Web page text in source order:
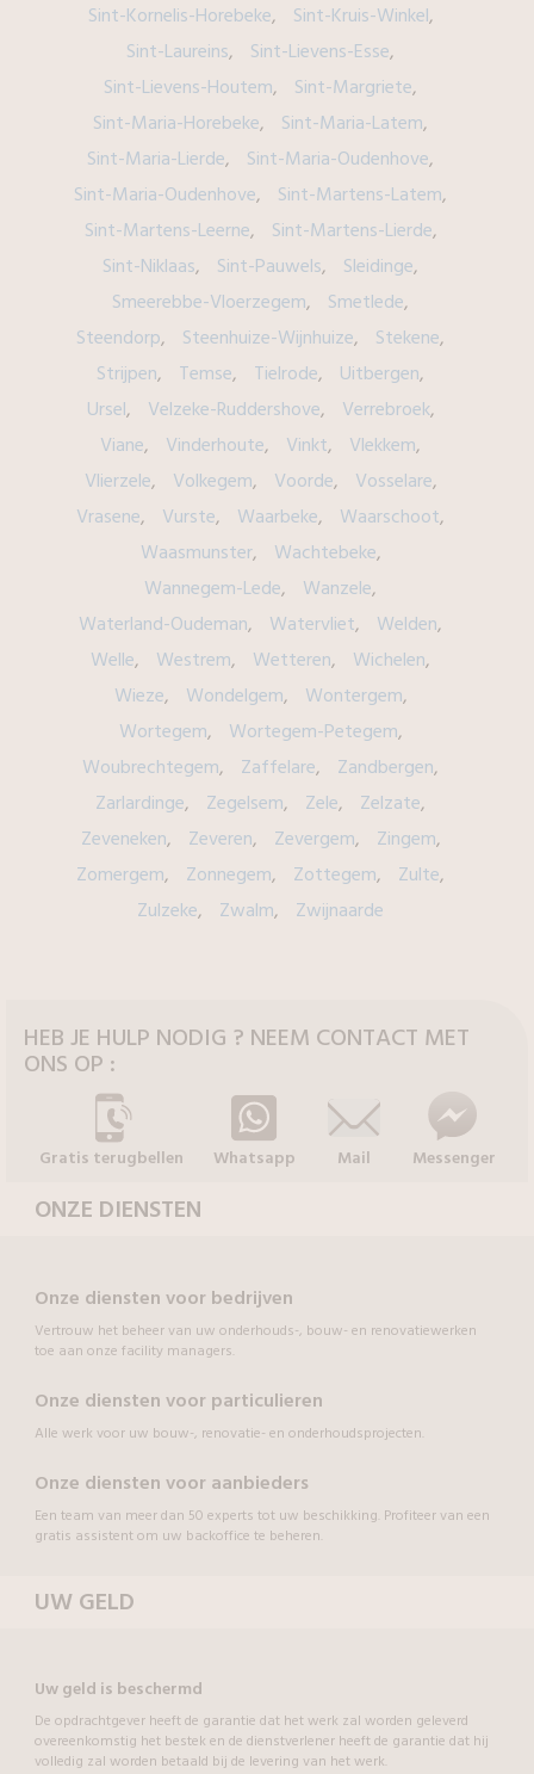
Sint-Kornelis-Horebeke
Sint-Kruis-Winkel
Sint-Laureins
Sint-Lievens-Esse
Sint-Lievens-Houtem
Sint-Margriete
Sint-Maria-Horebeke
Sint-Maria-Latem
Sint-Maria-Lierde
Sint-Maria-Oudenhove
Sint-Maria-Oudenhove
Sint-Martens-Latem
Sint-Martens-Leerne
Sint-Martens-Lierde
Sint-Niklaas
Sint-Pauwels
Sleidinge
Smeerebbe-Vloerzegem
Smetlede
Steendorp
Steenhuize-Wijnhuize
Stekene
Strijpen
Temse Tielrode
Uitbergen
Ursel
Velzeke-Ruddershove
Verrebroek
Viane
Vinderhoute Vinkt
Vlekkem
Vlierzele
Volkegem Voorde
Vosselare
Vrasene
Vurste Waarbeke
Waarschoot
Waasmunster
Wachtebeke
Wannegem-Lede
Wanzele
Waterland-Oudeman
Watervliet
Welden
Welle
Westrem Wetteren
Wichelen
Wieze
Wondelgem
Wontergem
Wortegem
Wortegem-Petegem
Woubrechtegem
Zaffelare
Zandbergen
Zarlardinge
Zegelsem Zele
Zelzate
Zeveneken
Zeveren Zevergem
Zingem
Zomergem
Zonnegem Zottegem
Zulte
Zulzeke
Zwalm Zwijnaarde
HEB JE HULP NODIG ? NEEM CONTACT MET
ONS OP :
Gratis terugbellen Whatsapp Mail Messenger
ONZE DIENSTEN
Onze diensten voor bedrijven
Vertrouw het beheer van uw onderhouds-, bouw- en renovatiewerken
toe aan onze facility managers.
Onze diensten voor particulieren
Alle werk voor uw bouw-, renovatie- en onderhoudsprojecten.
Onze diensten voor aanbieders
Een team van meer dan 50 experts tot uw beschikking. Profiteer van een
gratis assistent om uw backoffice te beheren.
UW GELD
Uw geld is beschermd
De opdrachtgever heeft de garantie dat het werk zal worden geleverd
overeenkomstig het bestek en de dienstverlener heeft de garantie dat hij
volledig zal worden betaald bij de levering van het werk.